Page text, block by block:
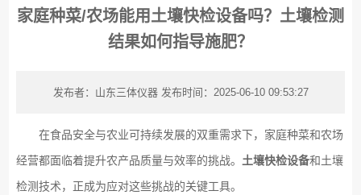
家庭种菜/农场能用土壤快检设备吗？土壤检测
结果如何指导施肥？
发布者：山东三体仪器 发布时间：2025-06-10 09:53:27
在食品安全与农业可持续发展的双重需求下，家庭种菜和农场
经营都面临着提升农产品质量与效率的挑战。 土壤快检设备和土壤
检测技术，正成为应对这些挑战的关键工具。